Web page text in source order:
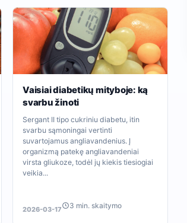
Vaisiai diabetikų mityboje: ką
svarbu žinoti
Sergant II tipo cukriniu diabetu, itin
svarbu sąmoningai vertinti
suvartojamus angliavandenius. Į
organizmą patekę angliavandeniai
virsta gliukoze, todėl jų kiekis tiesiogiai
veikia...
2026-03-17 3 min. skaitymo